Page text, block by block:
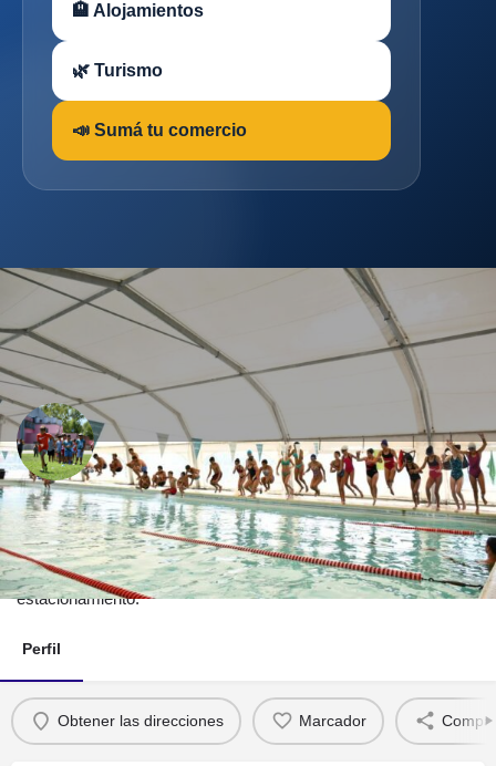
🏨 Alojamientos
🌿 Turismo
📣 Sumá tu comercio
Centro Recreativo Integral de
Magdalena (C.R.I.M.)
Pileta de Natación Climatizada Semiolímpica y el
estacionamiento.
Perfil
Obtener las direcciones Marcador